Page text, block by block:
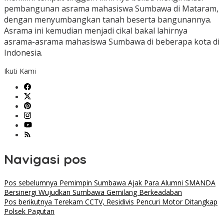
pembangunan asrama mahasiswa Sumbawa di Mataram,
dengan menyumbangkan tanah beserta bangunannya.
Asrama ini kemudian menjadi cikal bakal lahirnya
asrama-asrama mahasiswa Sumbawa di beberapa kota di
Indonesia.
Ikuti Kami
Navigasi pos
Pos sebelumnya Pemimpin Sumbawa Ajak Para Alumni SMANDA
Bersinergi Wujudkan Sumbawa Gemilang Berkeadaban
Pos berikutnya Terekam CCTV, Residivis Pencuri Motor Ditangkap
Polsek Pagutan